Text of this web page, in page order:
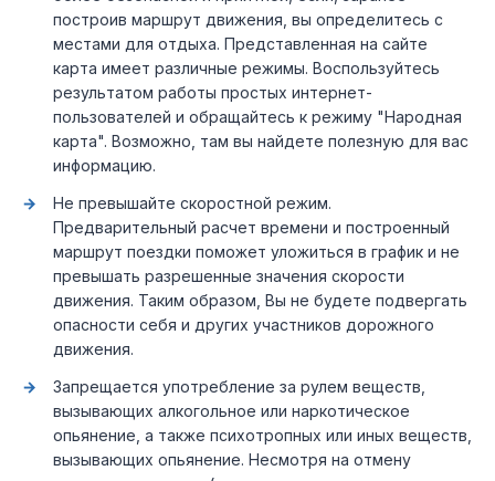
построив маршрут движения, вы определитесь с
местами для отдыха. Представленная на сайте
карта имеет различные режимы. Воспользуйтесь
результатом работы простых интернет-
пользователей и обращайтесь к режиму "Народная
карта". Возможно, там вы найдете полезную для вас
информацию.
Не превышайте скоростной режим.
Предварительный расчет времени и построенный
маршрут поездки поможет уложиться в график и не
превышать разрешенные значения скорости
движения. Таким образом, Вы не будете подвергать
опасности себя и других участников дорожного
движения.
Запрещается употребление за рулем веществ,
вызывающих алкогольное или наркотическое
опьянение, а также психотропных или иных веществ,
вызывающих опьянение. Несмотря на отмену